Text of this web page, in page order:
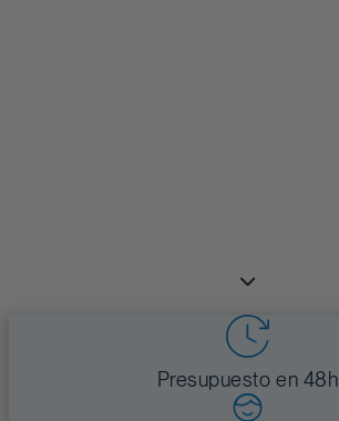
Presupuesto en 48h